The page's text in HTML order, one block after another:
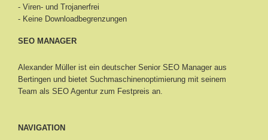
- Viren- und Trojanerfrei
- Keine Downloadbegrenzungen
SEO MANAGER
Alexander Müller ist ein deutscher Senior SEO Manager aus
Bertingen und bietet Suchmaschinenoptimierung mit seinem
Team als SEO Agentur zum Festpreis an.
NAVIGATION